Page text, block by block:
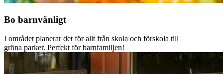
Bo barnvänligt
I området planerar det för allt från skola och förskola till
gröna parker. Perfekt för barnfamiljen!